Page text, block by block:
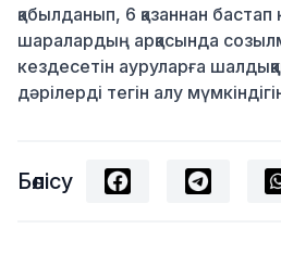
қабылданып, 6 қазаннан
шаралардың арқасында
кездесетін ауруларға
дәрілерді тегін алу
Бөлісу